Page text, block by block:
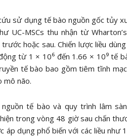
sử dụng tế bào nguồn gốc tủy
UC-MSCs thu nhận từ
hoặc sau. Chiến lược liều
từ 1 × 10⁶ đến 1.66 × 10⁹ tế
tế bào bao gồm tiêm tĩnh
mô não.
tế bào và quy trình lâm
trong vòng 48 giờ sau chấn
dụng phổ biến với các liều như